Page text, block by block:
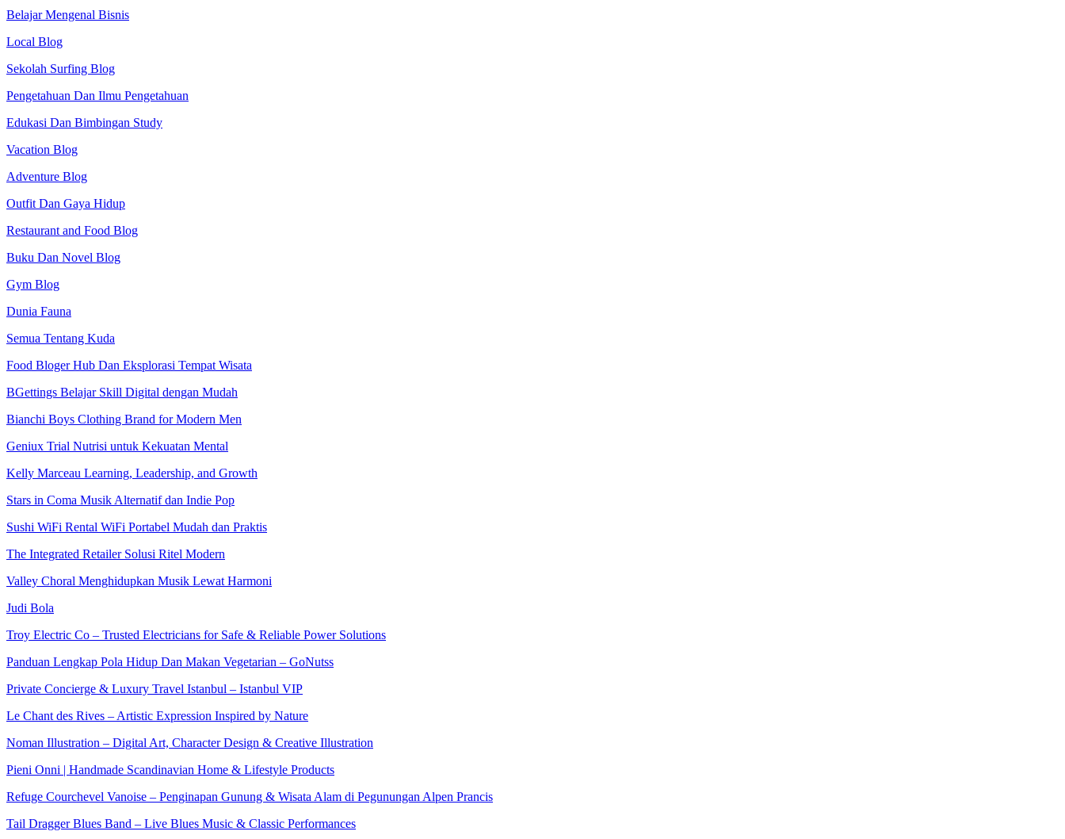
Belajar Mengenal Bisnis
Local Blog
Sekolah Surfing Blog
Pengetahuan Dan Ilmu Pengetahuan
Edukasi Dan Bimbingan Study
Vacation Blog
Adventure Blog
Outfit Dan Gaya Hidup
Restaurant and Food Blog
Buku Dan Novel Blog
Gym Blog
Dunia Fauna
Semua Tentang Kuda
Food Bloger Hub Dan Eksplorasi Tempat Wisata
BGettings Belajar Skill Digital dengan Mudah
Bianchi Boys Clothing Brand for Modern Men
Geniux Trial Nutrisi untuk Kekuatan Mental
Kelly Marceau Learning, Leadership, and Growth
Stars in Coma Musik Alternatif dan Indie Pop
Sushi WiFi Rental WiFi Portabel Mudah dan Praktis
The Integrated Retailer Solusi Ritel Modern
Valley Choral Menghidupkan Musik Lewat Harmoni
Judi Bola
Troy Electric Co – Trusted Electricians for Safe & Reliable Power Solutions
Panduan Lengkap Pola Hidup Dan Makan Vegetarian – GoNutss
Private Concierge & Luxury Travel Istanbul – Istanbul VIP
Le Chant des Rives – Artistic Expression Inspired by Nature
Noman Illustration – Digital Art, Character Design & Creative Illustration
Pieni Onni | Handmade Scandinavian Home & Lifestyle Products
Refuge Courchevel Vanoise – Penginapan Gunung & Wisata Alam di Pegunungan Alpen Prancis
Tail Dragger Blues Band – Live Blues Music & Classic Performances